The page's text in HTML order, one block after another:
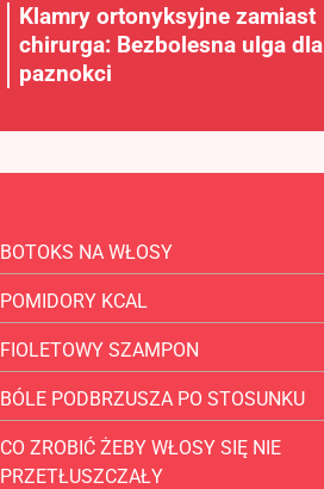
Klamry ortonyksyjne zamiast
chirurga: Bezbolesna ulga dla
paznokci
BOTOKS NA WŁOSY
POMIDORY KCAL
FIOLETOWY SZAMPON
BÓLE PODBRZUSZA PO STOSUNKU
CO ZROBIĆ ŻEBY WŁOSY SIĘ NIE
PRZETŁUSZCZAŁY